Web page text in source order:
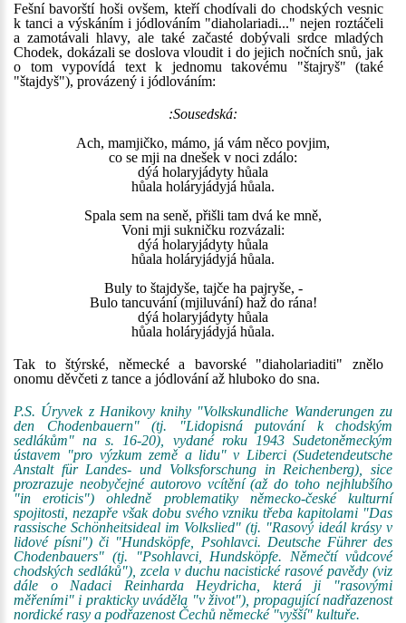
Fešní bavorští hoši ovšem, kteří chodívali do chodských vesnic
k tanci a výskáním i jódlováním "diaholariadi..." nejen roztáčeli
a zamotávali hlavy, ale také začasté dobývali srdce mladých
Chodek, dokázali se doslova vloudit i do jejich nočních snů, jak
o tom vypovídá text k jednomu takovému "štajryš" (také
"štajdyš"), provázený i jódlováním:
:Sousedská:
Ach, mamjičko, mámo, já vám něco povjim,
co se mji na dnešek v noci zdálo:
dýá holaryjádyty hůala
hůala holáryjádyjá hůala.
Spala sem na seně, přišli tam dvá ke mně,
Voni mji sukničku rozvázali:
dýá holaryjádyty hůala
hůala holáryjádyjá hůala.
Buly to štajdyše, tajče ha pajryše, -
Bulo tancuvání (mjiluvání) haž do rána!
dýá holaryjádyty hůala
hůala holáryjádyjá hůala.
Tak to štýrské, německé a bavorské "diaholariaditi" znělo
onomu děvčeti z tance a jódlování až hluboko do sna.
P.S. Úryvek z Hanikovy knihy "Volkskundliche Wanderungen zu
den Chodenbauern" (tj. "Lidopisná putování k chodským
sedlákům" na s. 16-20), vydané roku 1943 Sudetoněmeckým
ústavem "pro výzkum země a lidu" v Liberci (Sudetendeutsche
Anstalt für Landes- und Volksforschung in Reichenberg), sice
prozrazuje neobyčejné autorovo vcítění (až do toho nejhlubšího
"in eroticis") ohledně problematiky německo-české kulturní
spojitosti, nezapře však dobu svého vzniku třeba kapitolami "Das
rassische Schönheitsideal im Volkslied" (tj. "Rasový ideál krásy v
lidové písni") či "Hundsköpfe, Psohlavci. Deutsche Führer des
Chodenbauers" (tj. "Psohlavci, Hundsköpfe. Němečtí vůdcové
chodských sedláků"), zcela v duchu nacistické rasové pavědy (viz
dále o Nadaci Reinharda Heydricha, která ji "rasovými
měřeními" i prakticky uváděla "v život"), propagující nadřazenost
nordické rasy a podřazenost Čechů německé "vyšší" kultuře.